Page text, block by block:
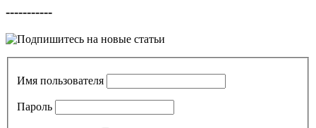
-----------
Имя пользователя
Пароль